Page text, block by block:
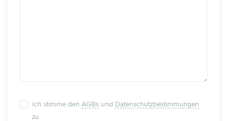
Ich stimme den AGBs und
Datenschutzbestimmungen
zu.